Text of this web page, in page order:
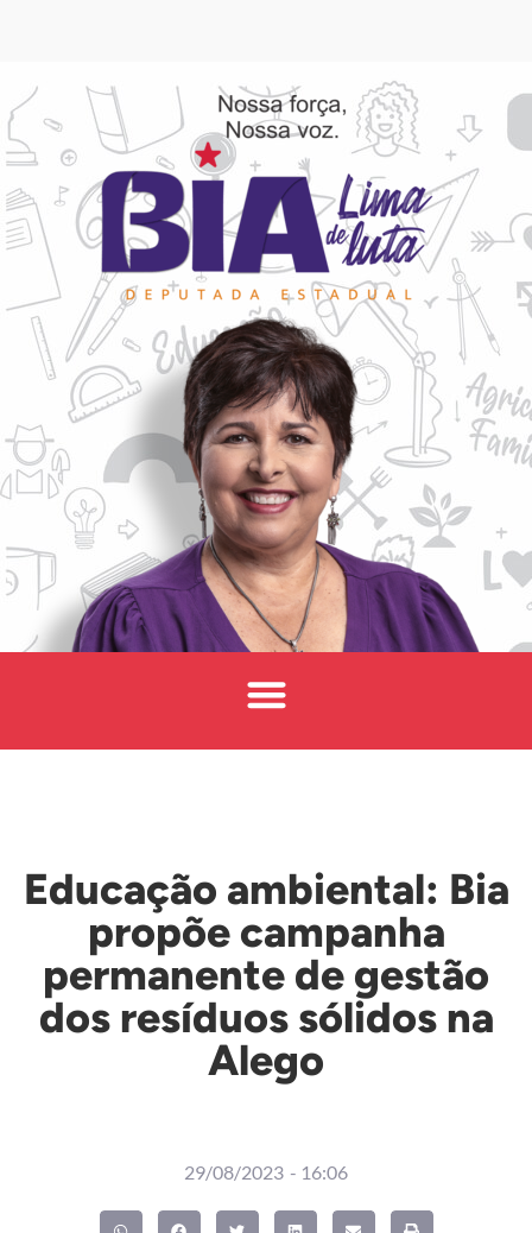
Educação ambiental: Bia
propõe campanha
permanente de gestão
dos resíduos sólidos na
Alego
29/08/2023 - 16:06